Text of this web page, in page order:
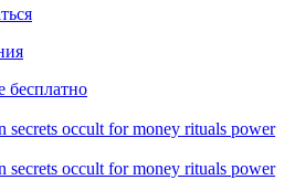
бесплатно
secrets occult for money rituals power
secrets occult for money rituals power